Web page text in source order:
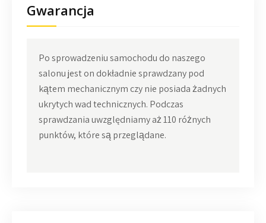
Gwarancja
Po sprowadzeniu samochodu do naszego
salonu jest on dokładnie sprawdzany pod
kątem mechanicznym czy nie posiada żadnych
ukrytych wad technicznych. Podczas
sprawdzania uwzględniamy aż 110 różnych
punktów, które są przeglądane.